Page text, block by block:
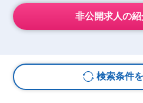
非公開求人の
検索条件